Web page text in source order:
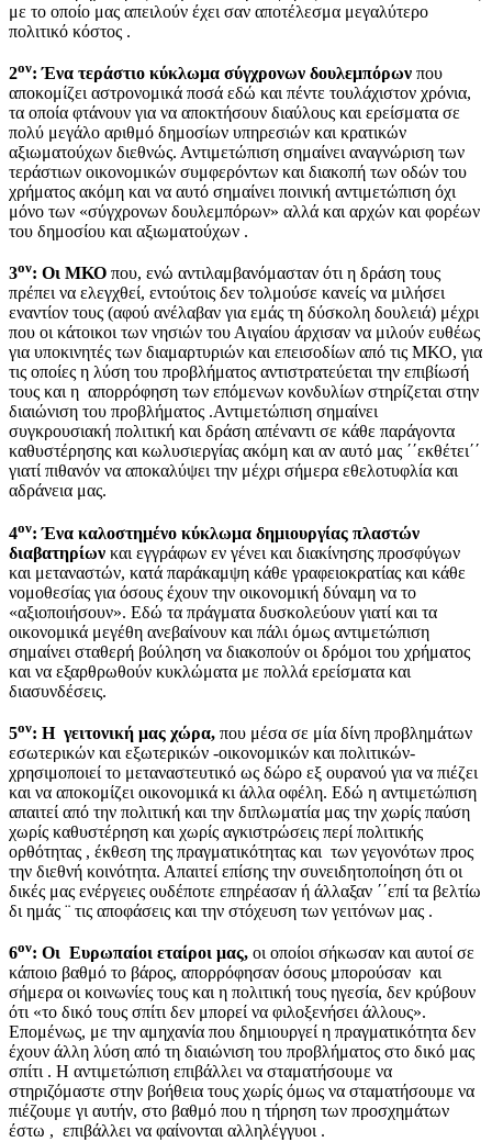
με το οποίο μας απειλούν έχει σαν αποτέλεσμα μεγαλύτερο
πολιτικό κόστος .
2ον: Ένα τεράστιο κύκλωμα σύγχρονων δουλεμπόρων που
αποκομίζει αστρονομικά ποσά εδώ και πέντε τουλάχιστον χρόνια,
τα οποία φτάνουν για να αποκτήσουν διαύλους και ερείσματα σε
πολύ μεγάλο αριθμό δημοσίων υπηρεσιών και κρατικών
αξιωματούχων διεθνώς. Αντιμετώπιση σημαίνει αναγνώριση των
τεράστιων οικονομικών συμφερόντων και διακοπή των οδών του
χρήματος ακόμη και να αυτό σημαίνει ποινική αντιμετώπιση όχι
μόνο των «σύγχρονων δουλεμπόρων» αλλά και αρχών και φορέων
του δημοσίου και αξιωματούχων .
3ον: Οι ΜΚΟ που, ενώ αντιλαμβανόμασταν ότι η δράση τους
πρέπει να ελεγχθεί, εντούτοις δεν τολμούσε κανείς να μιλήσει
εναντίον τους (αφού ανέλαβαν για εμάς τη δύσκολη δουλειά) μέχρι
που οι κάτοικοι των νησιών του Αιγαίου άρχισαν να μιλούν ευθέως
για υποκινητές των διαμαρτυριών και επεισοδίων από τις ΜΚΟ, για
τις οποίες η λύση του προβλήματος αντιστρατεύεται την επιβίωσή
τους και η απορρόφηση των επόμενων κονδυλίων στηρίζεται στην
διαιώνιση του προβλήματος .Αντιμετώπιση σημαίνει
συγκρουσιακή πολιτική και δράση απέναντι σε κάθε παράγοντα
καθυστέρησης και κωλυσιεργίας ακόμη και αν αυτό μας ΄΄εκθέτει΄΄
γιατί πιθανόν να αποκαλύψει την μέχρι σήμερα εθελοτυφλία και
αδράνεια μας.
4ον: Ένα καλοστημένο κύκλωμα δημιουργίας πλαστών
διαβατηρίων και εγγράφων εν γένει και διακίνησης προσφύγων
και μεταναστών, κατά παράκαμψη κάθε γραφειοκρατίας και κάθε
νομοθεσίας για όσους έχουν την οικονομική δύναμη να το
«αξιοποιήσουν». Εδώ τα πράγματα δυσκολεύουν γιατί και τα
οικονομικά μεγέθη ανεβαίνουν και πάλι όμως αντιμετώπιση
σημαίνει σταθερή βούληση να διακοπούν οι δρόμοι του χρήματος
και να εξαρθρωθούν κυκλώματα με πολλά ερείσματα και
διασυνδέσεις.
5ον: Η γειτονική μας χώρα, που μέσα σε μία δίνη προβλημάτων
εσωτερικών και εξωτερικών -οικονομικών και πολιτικών-
χρησιμοποιεί το μεταναστευτικό ως δώρο εξ ουρανού για να πιέζει
και να αποκομίζει οικονομικά κι άλλα οφέλη. Εδώ η αντιμετώπιση
απαιτεί από την πολιτική και την διπλωματία μας την χωρίς παύση
χωρίς καθυστέρηση και χωρίς αγκιστρώσεις περί πολιτικής
ορθότητας , έκθεση της πραγματικότητας και των γεγονότων προς
την διεθνή κοινότητα. Απαιτεί επίσης την συνειδητοποίηση ότι οι
δικές μας ενέργειες ουδέποτε επηρέασαν ή άλλαξαν ΄΄επί τα βελτίω
δι ημάς ¨ τις αποφάσεις και την στόχευση των γειτόνων μας .
6ον: Οι Ευρωπαίοι εταίροι μας, οι οποίοι σήκωσαν και αυτοί σε
κάποιο βαθμό το βάρος, απορρόφησαν όσους μπορούσαν και
σήμερα οι κοινωνίες τους και η πολιτική τους ηγεσία, δεν κρύβουν
ότι «το δικό τους σπίτι δεν μπορεί να φιλοξενήσει άλλους».
Επομένως, με την αμηχανία που δημιουργεί η πραγματικότητα δεν
έχουν άλλη λύση από τη διαιώνιση του προβλήματος στο δικό μας
σπίτι . Η αντιμετώπιση επιβάλλει να σταματήσουμε να
στηριζόμαστε στην βοήθεια τους χωρίς όμως να σταματήσουμε να
πιέζουμε γι αυτήν, στο βαθμό που η τήρηση των προσχημάτων
έστω , επιβάλλει να φαίνονται αλληλέγγυοι .